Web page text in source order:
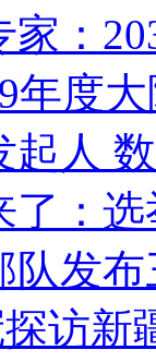
：
年度
人
了：
队发
访新